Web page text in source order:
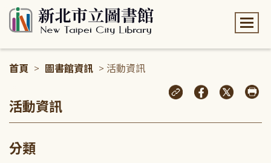
首頁 > 圖書館資訊 > 活動資訊
活動資訊
分類